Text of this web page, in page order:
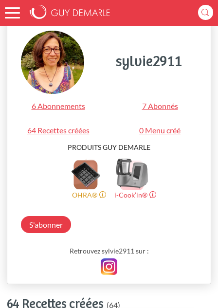
Accueil sylvie2911
sylvie2911
6 Abonnements 7 Abonnés
64 Recettes créées 0 Menu créé
PRODUITS GUY DEMARLE
OHRA® i-Cook’in®
S'abonner
Retrouvez sylvie2911 sur :
64 Recettes créées (64)